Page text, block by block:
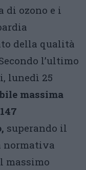
di ozono e i
della qualità
l’ultimo
lunedì 25
massima
superando il
normativa
massimo